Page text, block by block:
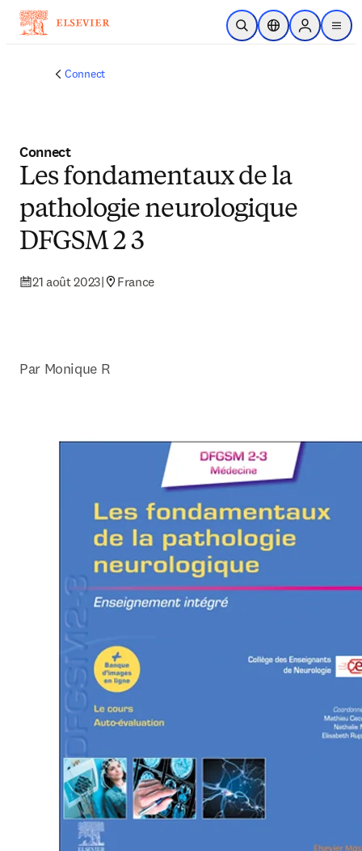
Passer au contenu principal
Ouvrir la recherche
Sélecteur de
Sign in to
menu
Connect
Connect
Les fondamentaux de la
pathologie neurologique
DFGSM 2 3
21 août 2023| France
Par Monique R